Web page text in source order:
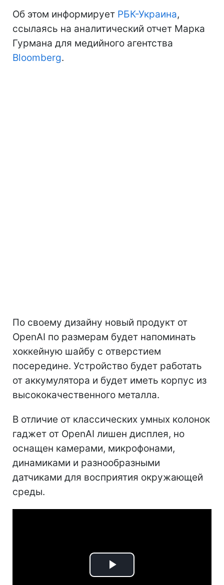
Об этом информирует РБК-Украина,
ссылаясь на аналитический отчет Марка
Гурмана для медийного агентства
Bloomberg.
По своему дизайну новый продукт от
OpenAI по размерам будет напоминать
хоккейную шайбу с отверстием
посередине. Устройство будет работать
от аккумулятора и будет иметь корпус из
высококачественного металла.
В отличие от классических умных колонок
гаджет от OpenAI лишен дисплея, но
оснащен камерами, микрофонами,
динамиками и разнообразными
датчиками для восприятия окружающей
среды.
Play